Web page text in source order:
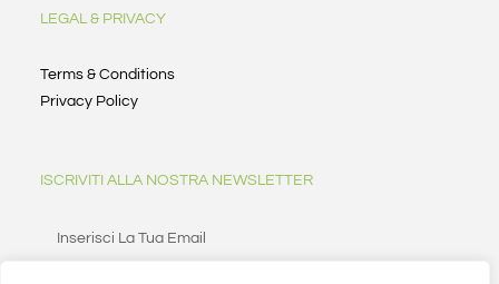
LEGAL & PRIVACY
Terms & Conditions
Privacy Policy
ISCRIVITI ALLA NOSTRA NEWSLETTER